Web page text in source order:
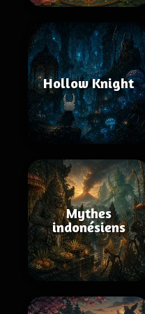
Hollow Knight
Mythes
indonésiens